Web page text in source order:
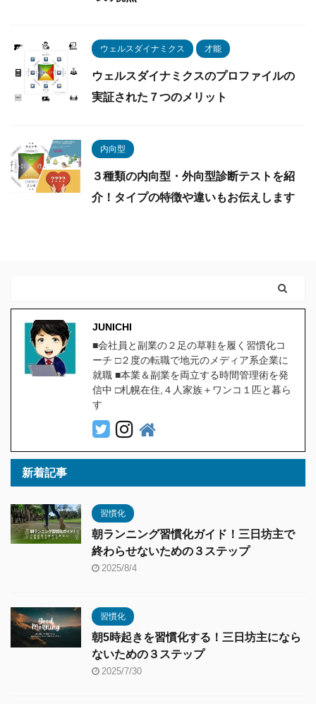
ウェルスダイナミクス 才能
ウェルスダイナミクスのプロファイルの
実証された７つのメリット
内向型
３種類の内向型・外向型診断テストを紹
介！タイプの特徴や違いもお伝えします
JUNICHI
■会社員と副業の２足の草鞋を履く習慣化コ
ーチ □２度の転職で地元のメディア系企業に
就職 ■本業＆副業を両立する時間管理術を発
信中 □札幌在住,４人家族＋ワンコ１匹と暮ら
す
新着記事
習慣化
朝ランニング習慣化ガイド！三日坊主で
終わらせないための３ステップ
2025/8/4
習慣化
朝5時起きを習慣化する！三日坊主になら
ないための３ステップ
2025/7/30